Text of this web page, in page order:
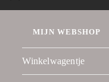
MIJN WEBSHOP
Winkelwagentje